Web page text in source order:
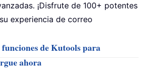
¡Disfrute de 100+ potentes
experiencia de correo
de Kutools para
ahora